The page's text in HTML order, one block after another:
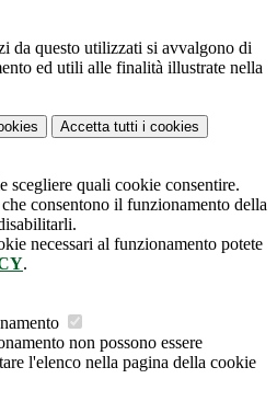
da questo utilizzati si avvalgono di
ed utili alle finalità illustrate nella
Accetta tutti i cookies
scegliere quali cookie consentire.
consentono il funzionamento della
necessari al funzionamento potete
.
non possono essere
l'elenco nella pagina della cookie